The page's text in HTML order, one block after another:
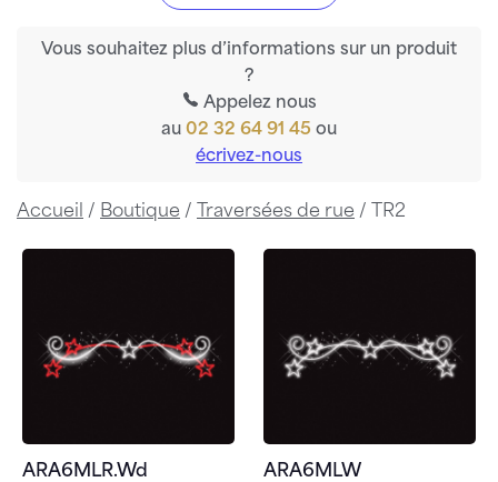
Vous souhaitez plus d’informations sur un produit
?
Appelez nous
au 02 32 64 91 45 ou
écrivez-nous
Accueil / Boutique / Traversées de rue / TR2
ARA6MLR.Wd ARA6MLW